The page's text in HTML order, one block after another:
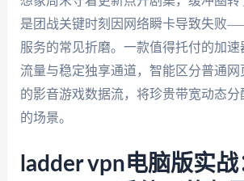
是团战关键时刻因网络瞬卡导致失败
服务的常见折磨。一款值得托付的加速
流量与稳定独享通道，智能区分普通网
的影音游戏数据流，将珍贵带宽动态
的场景。
ladder vpn电脑版实战